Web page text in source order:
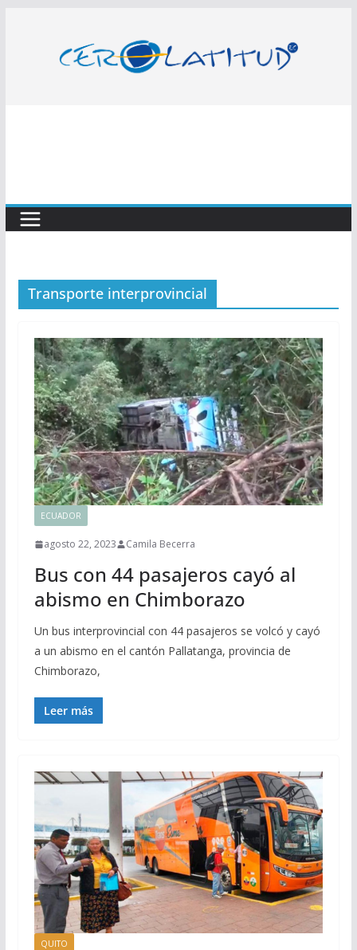
contenido
Transporte interprovincial
ECUADOR
agosto 22, 2023 Camila Becerra
Bus con 44 pasajeros cayó al
abismo en Chimborazo
Un bus interprovincial con 44 pasajeros se volcó y cayó
a un abismo en el cantón Pallatanga, provincia de
Chimborazo,
Leer más
QUITO